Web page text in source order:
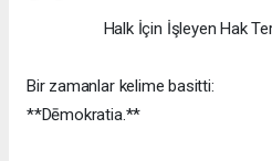
Halk İçin İşleyen Hak
Bir zamanlar kelime basitti:
**Dēmokratia.**